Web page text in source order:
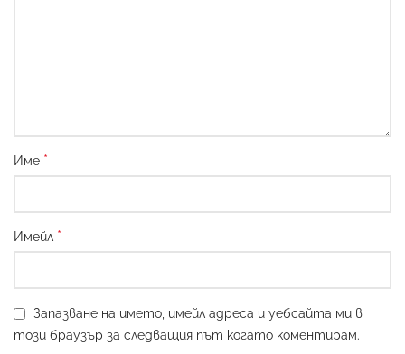
Име *
Имейл *
Запазване на името, имейл адреса и уебсайта ми в
този браузър за следващия път когато коментирам.